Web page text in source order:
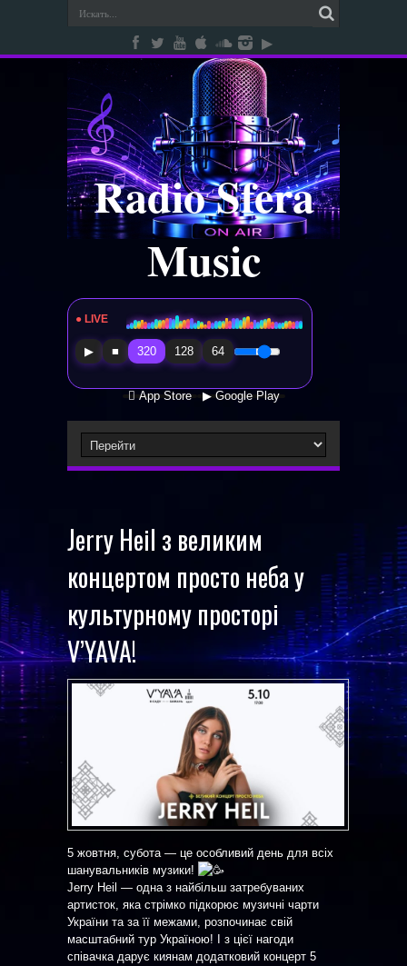
Radio Sfera
Music
● LIVE Radio Sfera Music
▶ ■ 320 128 64
 App Store ▶ Google Play
Jerry Heil з великим
концертом просто неба у
культурному просторі
V’YAVA!
5 жовтня, субота — це особливий день для всіх
шанувальників музики!
Jerry Heil — одна з найбільш затребуваних
артисток, яка стрімко підкорює музичні чарти
України та за її межами, розпочинає свій
масштабний тур Україною! І з цієї нагоди
співачка дарує киянам додатковий концерт 5